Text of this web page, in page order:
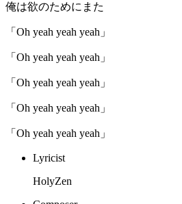
俺は欲のためにまた
「Oh yeah yeah yeah」
「Oh yeah yeah yeah」
「Oh yeah yeah yeah」
「Oh yeah yeah yeah」
「Oh yeah yeah yeah」
Lyricist
HolyZen